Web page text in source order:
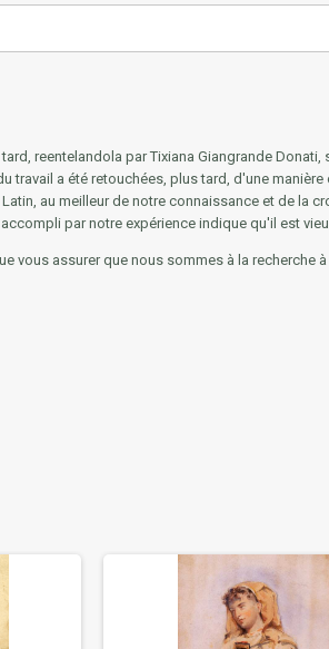
reentelandola par Tixiana Giangrande
a été retouchées, plus tard, d'une
au meilleur de notre connaissance et de la
par notre expérience indique qu'il est
vous assurer que nous sommes à la recherche